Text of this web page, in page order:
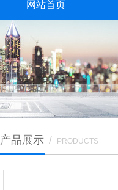
网站首页
产品展示 / PRODUCTS